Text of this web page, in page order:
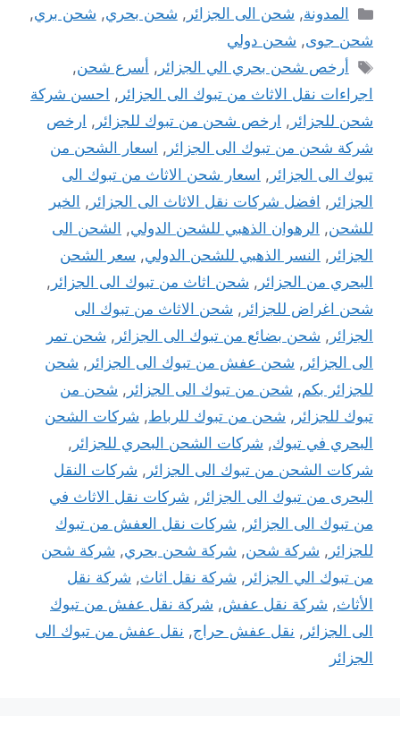
التصنيفات
المدونة, شحن الى الجزائر , شحن بحري, شحن بري,
شحن جوى, شحن دولي
الوسوم
أرخص شحن بحري الي الجزائر , أسرع شحن,
اجراءات نقل الاثاث من تبوك الى الجزائر , احسن شركة
شحن للجزائر , ارخص شحن من تبوك للجزائر , ارخص
شركة شحن من تبوك الى الجزائر , اسعار الشحن من
تبوك الى الجزائر , اسعار شحن الاثاث من تبوك الى
الجزائر , افضل شركات نقل الاثاث الى الجزائر , الخير
للشحن, الرهوان الذهبي للشحن الدولي, الشحن الى
الجزائر , النسر الذهبي للشحن الدولي, سعر الشحن
البحري من الجزائر , شحن اثاث من تبوك الى الجزائر ,
شحن اغراض للجزائر , شحن الاثاث من تبوك الى
الجزائر , شحن بضائع من تبوك الى الجزائر , شحن تمر
الى الجزائر , شحن عفش من تبوك الى الجزائر , شحن
للجزائر بكم, شحن من تبوك الى الجزائر , شحن من
تبوك للجزائر , شحن من تبوك للرباط, شركات الشحن
البحري في تبوك, شركات الشحن البحري للجزائر ,
شركات الشحن من تبوك الى الجزائر , شركات النقل
البحرى من تبوك الى الجزائر , شركات نقل الاثاث في
من تبوك الى الجزائر , شركات نقل العفش من تبوك
للجزائر , شركة شحن, شركة شحن بحري, شركة شحن
من تبوك الي الجزائر , شركة نقل اثاث, شركة نقل
الأثاث, شركة نقل عفش, شركة نقل عفش من تبوك
الى الجزائر , نقل عفش حراج, نقل عفش من تبوك الى
الجزائر